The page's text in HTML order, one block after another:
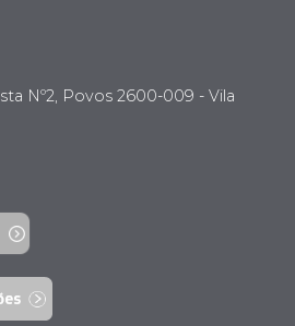
Nº2, Povos 2600-009 - Vila